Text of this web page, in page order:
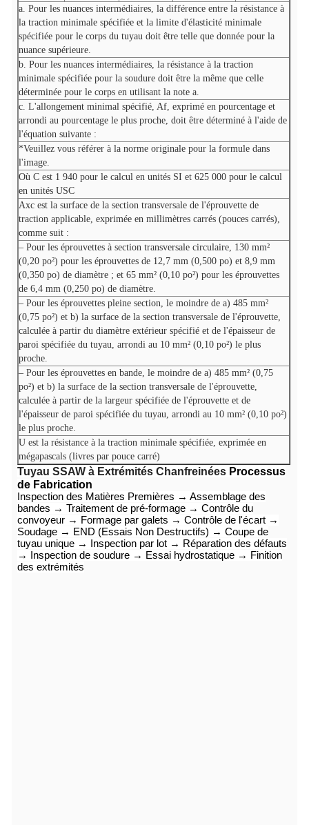
a. Pour les nuances intermédiaires, la différence entre la résistance à
la traction minimale spécifiée et la limite d'élasticité minimale
spécifiée pour le corps du tuyau doit être telle que donnée pour la
nuance supérieure.
b. Pour les nuances intermédiaires, la résistance à la traction
minimale spécifiée pour la soudure doit être la même que celle
déterminée pour le corps en utilisant la note a.
c. L'allongement minimal spécifié, Af, exprimé en pourcentage et
arrondi au pourcentage le plus proche, doit être déterminé à l'aide de
l'équation suivante :
*Veuillez vous référer à la norme originale pour la formule dans
l'image.
Où C est 1 940 pour le calcul en unités SI et 625 000 pour le calcul
en unités USC
Axc est la surface de la section transversale de l'éprouvette de
traction applicable, exprimée en millimètres carrés (pouces carrés),
comme suit :
– Pour les éprouvettes à section transversale circulaire, 130 mm²
(0,20 po²) pour les éprouvettes de 12,7 mm (0,500 po) et 8,9 mm
(0,350 po) de diamètre ; et 65 mm² (0,10 po²) pour les éprouvettes
de 6,4 mm (0,250 po) de diamètre.
– Pour les éprouvettes pleine section, le moindre de a) 485 mm²
(0,75 po²) et b) la surface de la section transversale de l'éprouvette,
calculée à partir du diamètre extérieur spécifié et de l'épaisseur de
paroi spécifiée du tuyau, arrondi au 10 mm² (0,10 po²) le plus
proche.
– Pour les éprouvettes en bande, le moindre de a) 485 mm² (0,75
po²) et b) la surface de la section transversale de l'éprouvette,
calculée à partir de la largeur spécifiée de l'éprouvette et de
l'épaisseur de paroi spécifiée du tuyau, arrondi au 10 mm² (0,10 po²)
le plus proche.
U est la résistance à la traction minimale spécifiée, exprimée en
mégapascals (livres par pouce carré)
Tuyau SSAW à Extrémités Chanfreinées Processus
de Fabrication
Inspection des Matières Premières → Assemblage des
bandes → Traitement de pré-formage → Contrôle du
convoyeur → Formage par galets → Contrôle de l'écart →
Soudage → END (Essais Non Destructifs) → Coupe de
tuyau unique → Inspection par lot → Réparation des défauts
→ Inspection de soudure → Essai hydrostatique → Finition
des extrémités